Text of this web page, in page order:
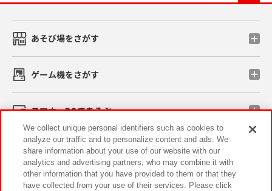
あそび場をさがす
ゲーム機をさがす
スマホ・PCであそぶ
イベント・キャンペーン
We collect unique personal identifiers such as cookies to
analyze our traffic and to personalize content and ads. We
share information about your use of our website with our
analytics and advertising partners, who may combine it with
other information that you have provided to them or that they
have collected from your use of their services. Please click